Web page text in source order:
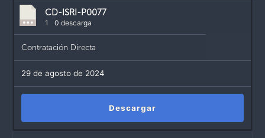
CD-ISRI-P0077
1 0 descarga
Contratación Directa
29 de agosto de 2024
Descargar